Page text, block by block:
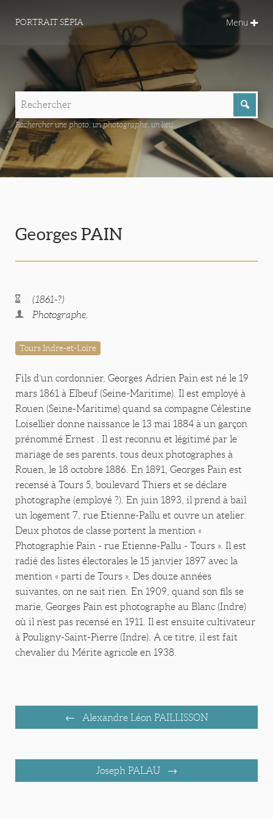
PORTRAIT SÉPIA Menu
Rechercher une photo, un photographe, un lieu...
Georges PAIN
(1861-?)
Photographe.
Tours Indre-et-Loire
Fils d’un cordonnier, Georges Adrien Pain est né le 19
mars 1861 à Elbeuf (Seine-Maritime). Il est employé à
Rouen (Seine-Maritime) quand sa compagne Célestine
Loisellier donne naissance le 13 mai 1884 à un garçon
prénommé Ernest . Il est reconnu et légitimé par le
mariage de ses parents, tous deux photographes à
Rouen, le 18 octobre 1886. En 1891, Georges Pain est
recensé à Tours 5, boulevard Thiers et se déclare
photographe (employé ?). En juin 1893, il prend à bail
un logement 7, rue Etienne-Pallu et ouvre un atelier.
Deux photos de classe portent la mention «
Photographie Pain - rue Etienne-Pallu - Tours ». Il est
radié des listes électorales le 15 janvier 1897 avec la
mention « parti de Tours ». Des douze années
suivantes, on ne sait rien. En 1909, quand son fils se
marie, Georges Pain est photographe au Blanc (Indre)
où il n’est pas recensé en 1911. Il est ensuite cultivateur
à Pouligny-Saint-Pierre (Indre). A ce titre, il est fait
chevalier du Mérite agricole en 1938.
Alexandre Léon PAILLISSON
Joseph PALAU